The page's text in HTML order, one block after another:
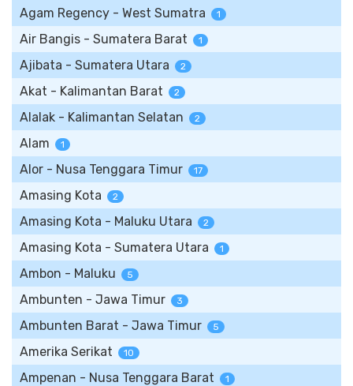
Agam Regency - West Sumatra 1
Air Bangis - Sumatera Barat 1
Ajibata - Sumatera Utara 2
Akat - Kalimantan Barat 2
Alalak - Kalimantan Selatan 2
Alam 1
Alor - Nusa Tenggara Timur 17
Amasing Kota 2
Amasing Kota - Maluku Utara 2
Amasing Kota - Sumatera Utara 1
Ambon - Maluku 5
Ambunten - Jawa Timur 3
Ambunten Barat - Jawa Timur 5
Amerika Serikat 10
Ampenan - Nusa Tenggara Barat 1